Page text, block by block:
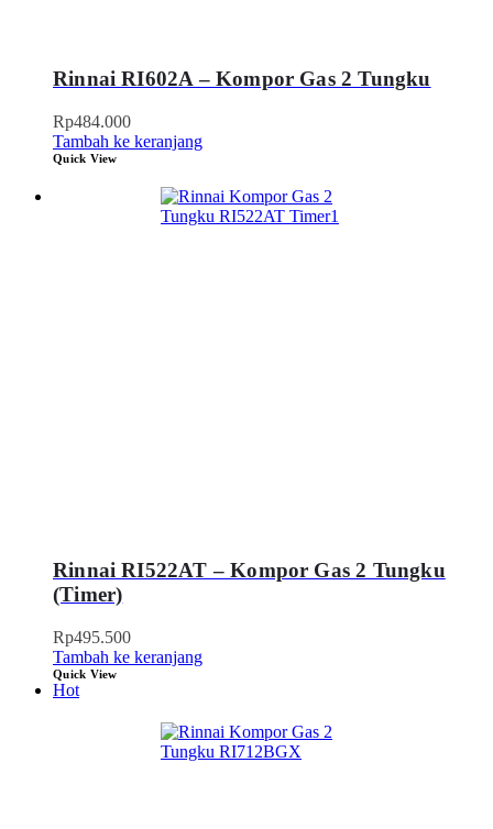
Rinnai RI602A – Kompor Gas 2 Tungku
Rp484.000
Tambah ke keranjang
Quick View
Rinnai RI522AT – Kompor Gas 2 Tungku
(Timer)
Rp495.500
Tambah ke keranjang
Quick View
Hot